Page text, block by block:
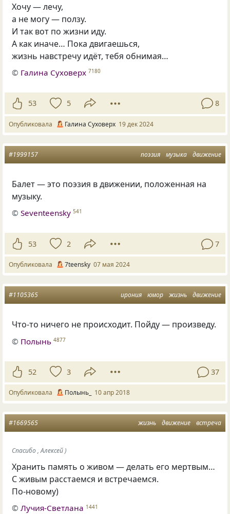
Хочу — лечу,
а не могу — ползу.
И так вот по жизни иду.
А как иначе… Пока двигаешься,
жизнь навстречу идёт, тебя обнимая…
© Галина Суховерх 7180
53 5 8
Опубликовала Галина Суховерх 19 дек 2024
поэзия музыка движение
#1999157
Балет — это поэзия в движении, положенная на
музыку.
©Seventeensky 541
53 2 7
Опубликовала 7teensky 07 мая 2024
ирония юмор жизнь движение
#1105365
Что-то ничего не происходит. Пойду — произведу.
© Полынь 4877
52 3 37
Опубликовала Полынь_ 10 апр 2018
жизнь движение встреча
#1669565
Спасибо , Алексей )
Хранить память о живом — делать его мертвым…
С живым расстаемся и встречаемся.
По-новому)
©Лучия-Светлана 1441